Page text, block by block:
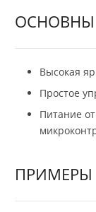
Высокая
Простое
Питание